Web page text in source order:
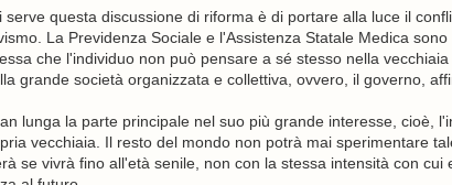
serve questa discussione di riforma è di portare alla luce il
La Previdenza Sociale e l'Assistenza Statale Medica sono
che l'individuo non può pensare a sé stesso nella
grande società organizzata e collettiva, ovvero, il governo,
lunga la parte principale nel suo più grande interesse, cioè,
vecchiaia. Il resto del mondo non potrà mai sperimentare
se vivrà fino all'età senile, non con la stessa intensità con cui